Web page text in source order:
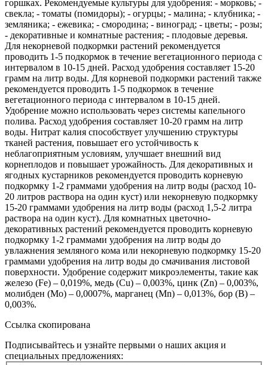
горшках. Рекомендуемые культуры для удобрения: - морковь; -
свекла; - томаты (помидоры); - огурцы; - малина; - клубника; -
земляника; - ежевика; - смородина; - виноград; - цветы; - розы;
- декоративные и комнатные растения; - плодовые деревья.
Для некорневой подкормки растений рекомендуется
проводить 1-5 подкормок в течение вегетационного периода с
интервалом в 10-15 дней. Расход удобрения составляет 15-20
грамм на литр воды. Для корневой подкормки растений также
рекомендуется проводить 1-5 подкормок в течение
вегетационного периода с интервалом в 10-15 дней.
Удобрение можно использовать через системы капельного
полива. Расход удобрения составляет 10-20 грамм на литр
воды. Нитрат калия способствует улучшению структуры
тканей растения, повышает его устойчивость к
неблагоприятным условиям, улучшает внешний вид
корнеплодов и повышает урожайность. Для декоративных и
ягодных кустарников рекомендуется проводить корневую
подкормку 1-2 граммами удобрения на литр воды (расход 10-
20 литров раствора на один куст) или некорневую подкормку
15-20 граммами удобрения на литр воды (расход 1,5-2 литра
раствора на один куст). Для комнатных цветочно-
декоративных растений рекомендуется проводить корневую
подкормку 1-2 граммами удобрения на литр воды до
увлажнения земляного кома или некорневую подкормку 15-20
граммами удобрения на литр воды до смачивания листовой
поверхности. Удобрение содержит микроэлементы, такие как
железо (Fe) – 0,019%, медь (Cu) – 0,003%, цинк (Zn) – 0,003%,
молибден (Mo) – 0,0007%, марганец (Mn) – 0,013%, бор (B) –
0,003%.
Ссылка скопирована
Подписывайтесь и узнайте первыми о наших акция и
специальных предложениях: